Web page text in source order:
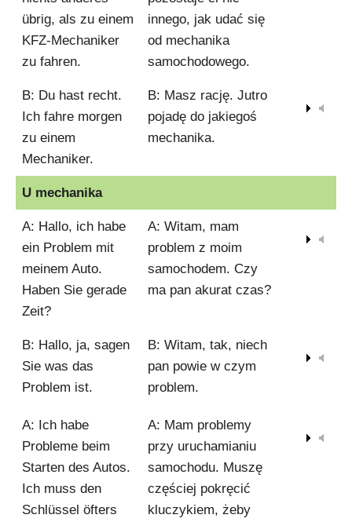
übrig, als zu einem
KFZ-Mechaniker
zu fahren.
innego, jak udać się
od mechanika
samochodowego.
B: Du hast recht.
Ich fahre morgen
zu einem
Mechaniker.
B: Masz rację. Jutro
pojadę do jakiegoś
mechanika.
U mechanika
A: Hallo, ich habe
ein Problem mit
meinem Auto.
Haben Sie gerade
Zeit?
A: Witam, mam
problem z moim
samochodem. Czy
ma pan akurat czas?
B: Hallo, ja, sagen
Sie was das
Problem ist.
B: Witam, tak, niech
pan powie w czym
problem.
A: Ich habe
Probleme beim
Starten des Autos.
Ich muss den
Schlüssel öfters
A: Mam problemy
przy uruchamianiu
samochodu. Muszę
częściej pokręcić
kluczykiem, żeby